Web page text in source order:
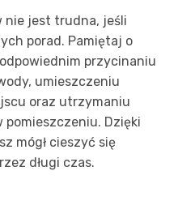
nie jest trudna, jeśli
porad. Pamiętaj o
przycinaniu
umieszczeniu
oraz utrzymaniu
Dzięki
mógł cieszyć się
długi czas.